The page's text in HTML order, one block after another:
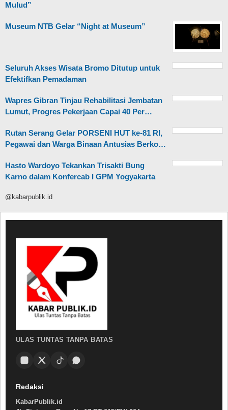
Mulud”
Museum NTB Gelar “Night at Museum”
Seluruh Akses Wisata Bromo Ditutup untuk
Efektifkan Pemadaman
Wapres Gibran Tinjau Rehabilitasi Jembatan
Lumut, Progres Pekerjaan Capai 40 Per…
Rutan Serang Gelar PORSENI HUT ke-81 RI,
Pegawai dan Warga Binaan Antusias Berko…
Hasto Wardoyo Tekankan Trisakti Bung
Karno dalam Konfercab I GPM Yogyakarta
@kabarpublik.id
ULAS TUNTAS TANPA BATAS
Redaksi
KabarPublik.id